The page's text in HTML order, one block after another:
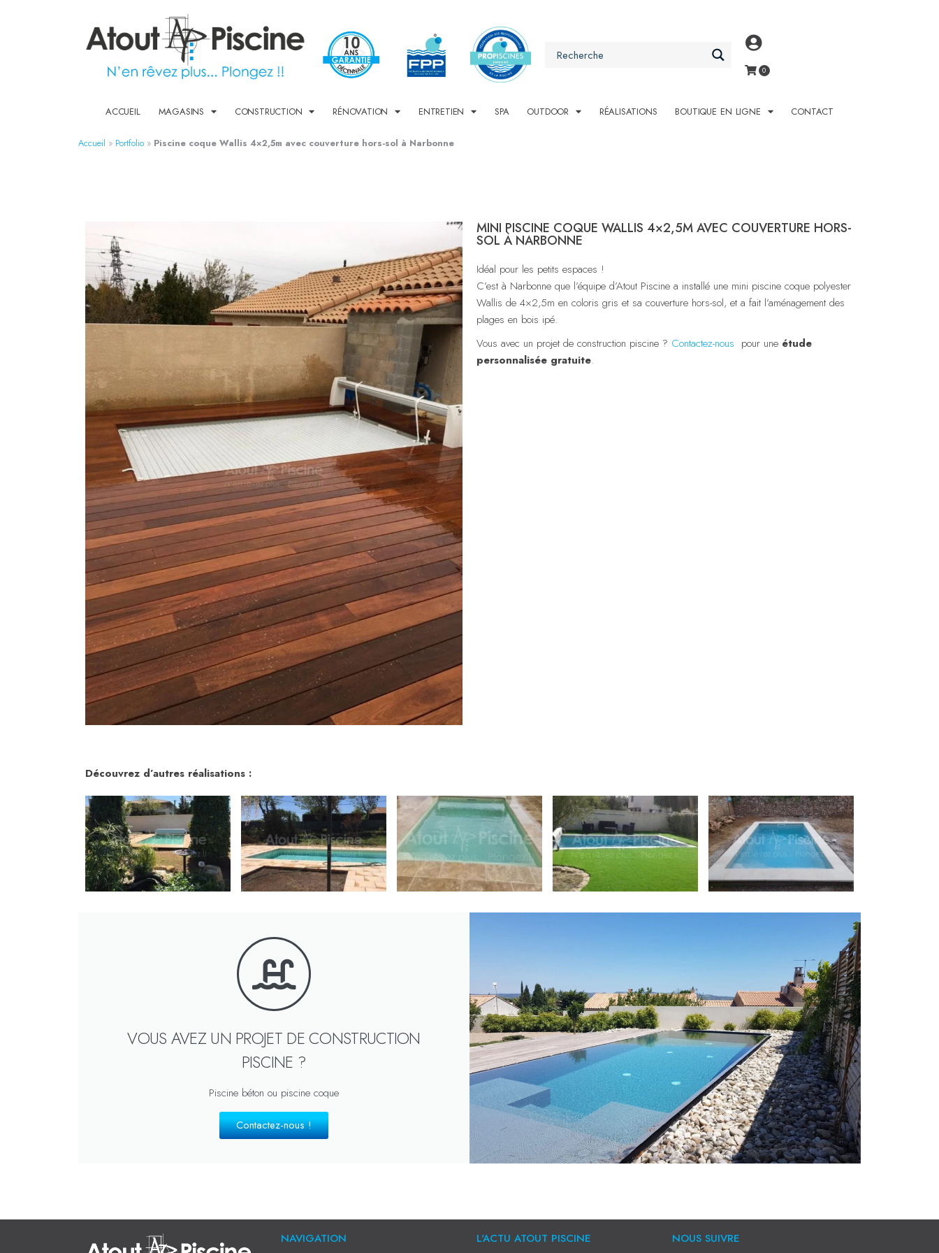
ACCUEIL MAGASINS CONSTRUCTION RÉNOVATION ENTRETIEN SPA OUTDOOR RÉALISATIONS BOUTIQUE EN LIGNE CONTACT
Accueil » Portfolio » Piscine coque Wallis 4×2,5m avec couverture hors-sol à Narbonne
MINI PISCINE COQUE WALLIS 4×2,5M AVEC COUVERTURE HORS-
SOL À NARBONNE
Idéal pour les petits espaces !
C’est à Narbonne que l’équipe d’Atout Piscine a installé une mini piscine coque polyester
Wallis de 4×2,5m en coloris gris et sa couverture hors-sol, et a fait l’aménagement des
plages en bois ipé.
Vous avec un projet de construction piscine ? Contactez-nous pour une étude
personnalisée gratuite.
Découvrez d’autres réalisations :
VOUS AVEZ UN PROJET DE CONSTRUCTION
PISCINE ?
Piscine béton ou piscine coque
Contactez-nous !
NAVIGATION L'ACTU ATOUT PISCINE NOUS SUIVRE